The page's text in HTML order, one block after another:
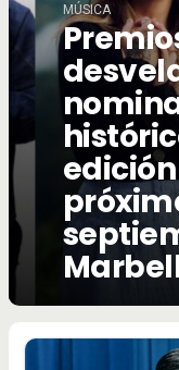
MÚSICA